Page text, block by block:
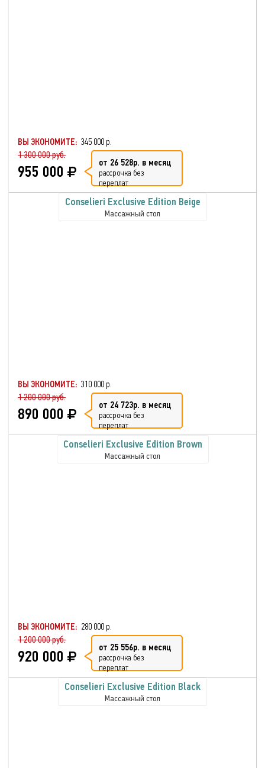
ВЫ ЭКОНОМИТЕ: 345 000 р.
1 300 000 руб.
955 000 от 26 528р. в месяц
рассрочка без
переплат
Conselieri Exclusive Edition Beige
Массажный стол
ВЫ ЭКОНОМИТЕ: 310 000 р.
1 200 000 руб.
890 000 от 24 723р. в месяц
рассрочка без
переплат
Conselieri Exclusive Edition Brown
Массажный стол
ВЫ ЭКОНОМИТЕ: 280 000 р.
1 200 000 руб.
920 000 от 25 556р. в месяц
рассрочка без
переплат
Conselieri Exclusive Edition Black
Массажный стол